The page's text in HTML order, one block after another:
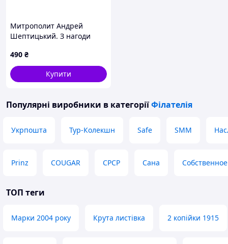
Митрополит Андрей
Шептицький. З нагоди
Унії 1994 рік. Поштовий
конверт.
490 ₴
Купити
Популярні виробники в категоріїФілателія
Укрпошта Тур-Колекшн Safe SMM
Prinz COUGAR СРСР Сана
ТОП теги
Марки 2004 року Крута листівка 2 копійки 1915